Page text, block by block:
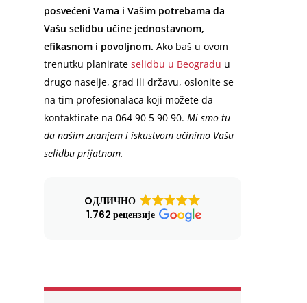
posvećeni Vama i Vašim potrebama da
Vašu selidbu učine jednostavnom,
efikasnom i povoljnom. Ako baš u ovom
trenutku planirateselidbu u Beogradu u
drugo naselje, grad ili državu, oslonite se
na tim profesionalaca koji možete da
kontaktirate na 064 90 5 90 90.Mi smo tu
da našim znanjem i iskustvom učinimo Vašu
selidbu prijatnom.
OДЛИЧНО
1.762 рецензије